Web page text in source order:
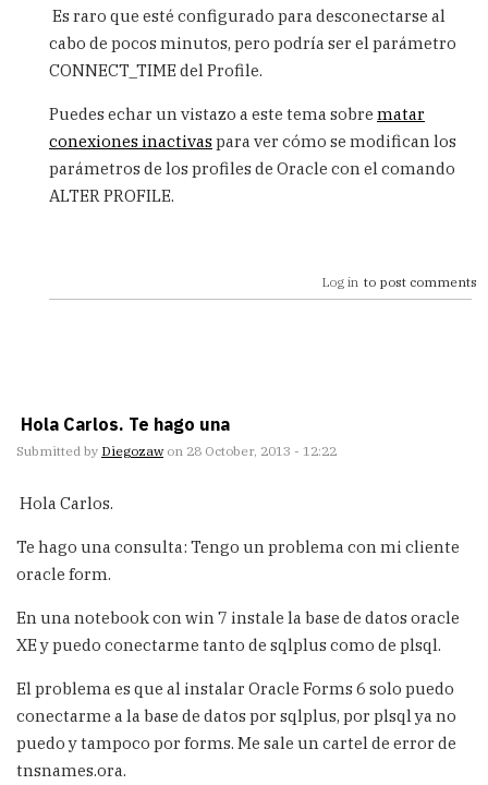
reply
Alquien
me
indicar
que
viviana
(not
Es raro que esté configurado para desconectarse al
cabo de pocos minutos, pero podría ser el parámetro
CONNECT_TIME del Profile.
Puedes echar un vistazo a este tema sobre matar
conexiones inactivaspara ver cómo se modifican los
parámetros de los profiles de Oracle con el comando
ALTER PROFILE.
Log in to post comments
Hola Carlos. Te hago una
Submitted by Diegozawon 28 October, 2013 - 12:22
Hola Carlos.
Te hago una consulta: Tengo un problema con mi cliente
oracle form.
En una notebook con win 7 instale la base de datos oracle
XE y puedo conectarme tanto de sqlplus como de plsql.
El problema es que al instalar Oracle Forms 6 solo puedo
conectarme a la base de datos por sqlplus, por plsql ya no
puedo y tampoco por forms. Me sale un cartel de error de
tnsnames.ora.